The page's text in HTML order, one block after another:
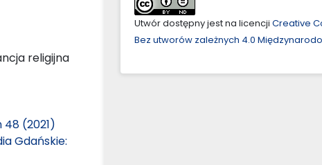
religijna
48 (2021)
Gdańskie:
Utwór dostępny jest na licencji Creative
Bez utworów zależnych 4.0